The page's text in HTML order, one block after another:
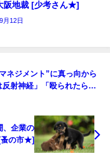
地裁 [少考さん★]
月12日
ネジメント”に真っ向から
射神経」「殴られたら、
、企業の
「体力格差」が鮮明 ★2 [蚤の市★]